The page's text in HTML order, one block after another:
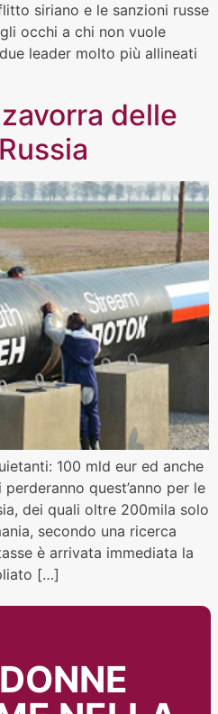
siriano e le sanzioni russe
occhi a chi non vuole
leader molto più allineati
zavorra delle
100 mld eur ed anche
quest’anno per le
dei quali oltre 200mila solo
secondo una ricerca
è arrivata immediata la
[…]
DONNE